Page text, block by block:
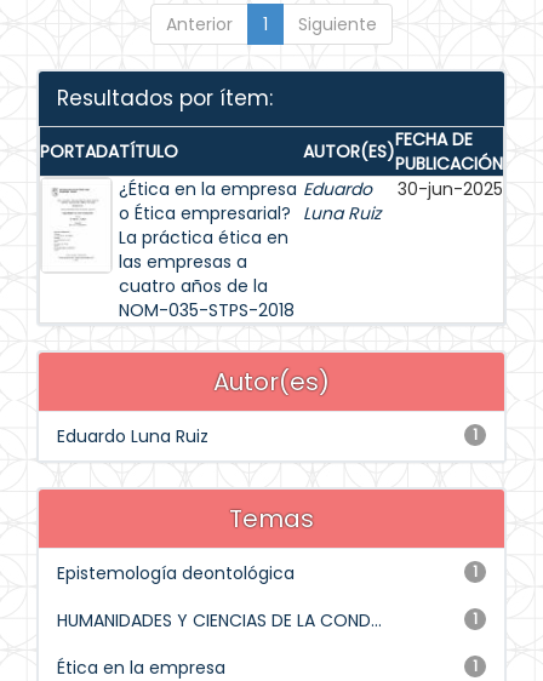
Anterior 1 Siguiente
Resultados por ítem:
PORTADATÍTULO AUTOR(ES)FECHA DE
PUBLICACIÓN
¿Ética en la empresa
o Ética empresarial?
La práctica ética en
las empresas a
cuatro años de la
NOM-035-STPS-2018
Eduardo
Luna Ruiz
30-jun-2025
Autor(es)
1
Eduardo Luna Ruiz
Temas
1
Epistemología deontológica
1
HUMANIDADES Y CIENCIAS DE LA COND...
1
Ética en la empresa